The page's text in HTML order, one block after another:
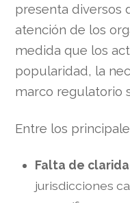
presenta diversos
atención de los
medida que los
popularidad, la
marco regulatorio
Entre los
Falta de
jurisdicciones